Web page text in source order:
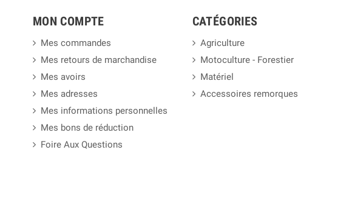
MON COMPTE
Mes commandes
Mes retours de marchandise
Mes avoirs
Mes adresses
Mes informations personnelles
Mes bons de réduction
Foire Aux Questions
CATÉGORIES
Agriculture
Motoculture - Forestier
Matériel
Accessoires remorques